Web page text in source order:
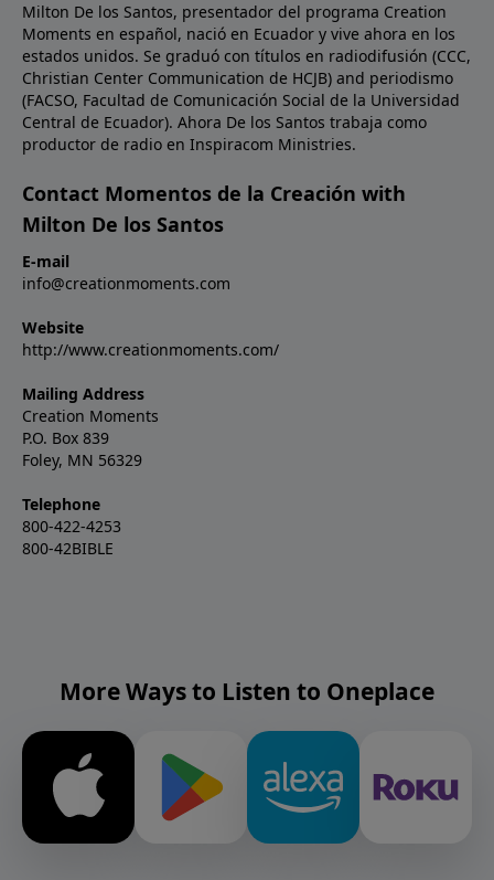
Milton De los Santos, presentador del programa Creation
Moments en español, nació en Ecuador y vive ahora en los
estados unidos. Se graduó con títulos en radiodifusión (CCC,
Christian Center Communication de HCJB) and periodismo
(FACSO, Facultad de Comunicación Social de la Universidad
Central de Ecuador). Ahora De los Santos trabaja como
productor de radio en Inspiracom Ministries.
Contact Momentos de la Creación with
Milton De los Santos
E-mail
info@creationmoments.com
Website
http://www.creationmoments.com/
Mailing Address
Creation Moments
P.O. Box 839
Foley, MN 56329
Telephone
800-422-4253
800-42BIBLE
More Ways to Listen to Oneplace